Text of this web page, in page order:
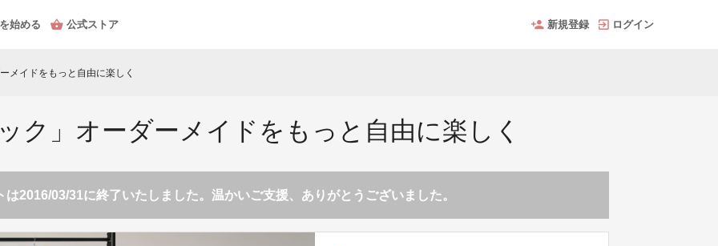
始める 公式ストア 新規登録 ログイン
メイドをもっと自由に楽しく
ク」オーダーメイドをもっと自由に楽しく
は2016/03/31に終了いたしました。温かいご支援、ありがとうございました。